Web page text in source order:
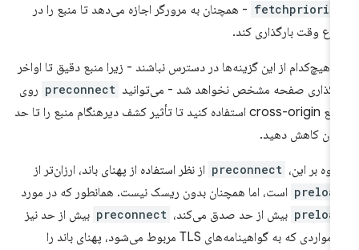
- همچنان به مرورگر اجازه می‌دهد تا منبع را در
وقت بارگذاری کند.
هیچ‌کدام از این گزینه‌ها در دسترس نباشند - زیرا منبع دقیق تا اواخر
صفحه مشخص نخواهد شد - می‌توانید preconnect روی
منابع cross-origin استفاده کنید تا تأثیر کشف دیرهنگام منبع را تا حد
کاهش دهید.
بر این، preconnect از نظر استفاده از پهنای باند، ارزان‌تر از
است، اما همچنان بدون ریسک نیست. همانطور که در مورد
بیش از حد صدق می‌کند، preconnect بیش از حد نیز
در مواردی که به گواهینامه‌های TLS مربوط می‌شود، پهنای باند را